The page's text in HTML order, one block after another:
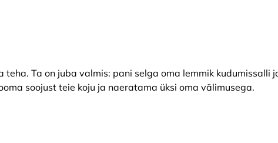
Ta on juba valmis: pani selga oma lemmik kudumissalli
soojust teie koju ja naeratama üksi oma välimusega.